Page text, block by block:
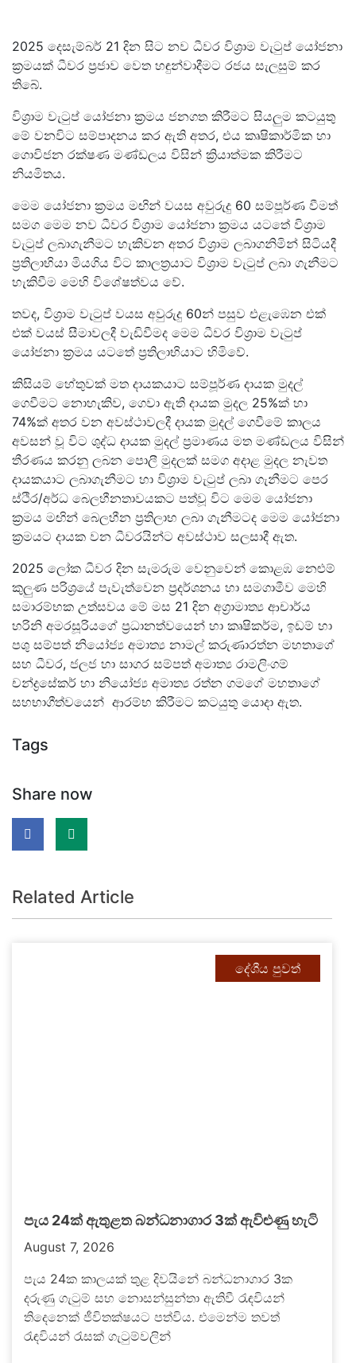
2025 දෙසැම්බර් 21 දින සිට නව ධීවර විශ්‍රාම වැටුප් යෝජනා
ක්‍රමයක් ධීවර ප්‍රජාව වෙත හඳුන්වාදීමට රජය සැලසුම් කර
තිබේ.
විශ්‍රාම වැටුප් යෝජනා ක්‍රමය ජනගත කිරීමට සියලුම කටයුතු
මේ වනවිට සම්පාදනය කර ඇති අතර, එය කෘෂිකාර්මික හා
ගොවිජන රක්ෂණ මණ්ඩලය විසින් ක්‍රියාත්මක කිරීමට
නියමිතය.
මෙම යෝජනා ක්‍රමය මඟින් වයස අවුරුදු 60 සම්පූර්ණ වීමත්
සමග මෙම නව ධීවර විශ්‍රාම යෝජනා ක්‍රමය යටතේ විශ්‍රාම
වැටුප් ලබාගැනීමට හැකිවන අතර විශ්‍රාම ලබාගනිමින් සිටියදී
ප්‍රතිලාභියා මියගිය විට කාලත්‍රයාට විශ්‍රාම වැටුප් ලබා ගැනීමට
හැකිවීම මෙහි විශේෂත්වය වේ.
තවද, විශ්‍රාම වැටුප් වයස අවුරුදු 60න් පසුව එළැඹෙන එක්
එක් වයස් සීමාවලදී වැඩිවීමද මෙම ධීවර විශ්‍රාම වැටුප්
යෝජනා ක්‍රමය යටතේ ප්‍රතිලාභියාට හිමිවේ.
කිසියම් හේතුවක් මත දායකයාට සම්පූර්ණ දායක මුදල්
ගෙවීමට නොහැකිව, ගෙවා ඇති දායක මුදල 25%ක් හා
74%ක් අතර වන අවස්ථාවලදී දායක මුදල් ගෙවීමේ කාලය
අවසන් වූ විට ශුද්ධ දායක මුදල් ප්‍රමාණය මත මණ්ඩලය විසින්
තීරණය කරනු ලබන පොලී මුදලක් සමග අදාළ මුදල නැවත
දායකයාට ලබාගැනීමට හා විශ්‍රාම වැටුප් ලබා ගැනීමට පෙර
ස්ථිර/අර්ධ බෙලහීනතාවයකට පත්වූ විට මෙම යෝජනා
ක්‍රමය මඟින් බෙලහීන ප්‍රතිලාභ ලබා ගැනීමටද මෙම යෝජනා
ක්‍රමයට දායක වන ධීවරයින්ට අවස්ථාව සලසාදී ඇත.
2025 ලෝක ධීවර දින සැමරුම වෙනුවෙන් කොළඹ නෙළුම්
කුලුණ පරිශ්‍රයේ පැවැත්වෙන ප්‍රදර්ශනය හා සමගාමීව මෙහි
සමාරම්භක උත්සවය මේ මස 21 දින අග්‍රාමාත්‍ය ආචාර්ය
හරිනි අමරසූරියගේ ප්‍රධානත්වයෙන් හා කෘෂිකර්ම, ඉඩම් හා
පශු සම්පත් නියෝජ්‍ය අමාත්‍ය නාමල් කරුණාරත්න මහතාගේ
සහ ධීවර, ජලජ හා සාගර සම්පත් අමාත්‍ය රාමලිංගම්
චන්ද්‍රසේකර් හා නියෝජ්‍ය අමාත්‍ය රත්න ගමගේ මහතාගේ
සහභාගීත්වයෙන් ආරම්භ කිරීමට කටයුතු යොදා ඇත.
Tags
Share now
Related Article
දේශීය පුවත්
පැය 24ක් ඇතුළත බන්ධනාගාර 3ක් ඇවිළුණු හැටි
August 7, 2026
පැය 24ක කාලයක් තුළ දිවයිනේ බන්ධනාගාර 3ක
දරුණු ගැටුම් සහ නොසන්සුන්තා ඇතිවී රැඳවියන්
තිදෙනෙක් ජීවිතක්ෂයට පත්විය. එමෙන්ම තවත්
රැඳවියන් රැසක් ගැටුම්වලින්